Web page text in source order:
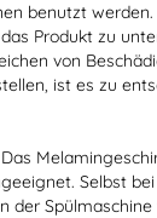
benutzt
Produkt zu
von
ist es zu
Selbst
der